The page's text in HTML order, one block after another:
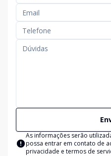
As informações serão
possa entrar em contato de
privacidade e termos de